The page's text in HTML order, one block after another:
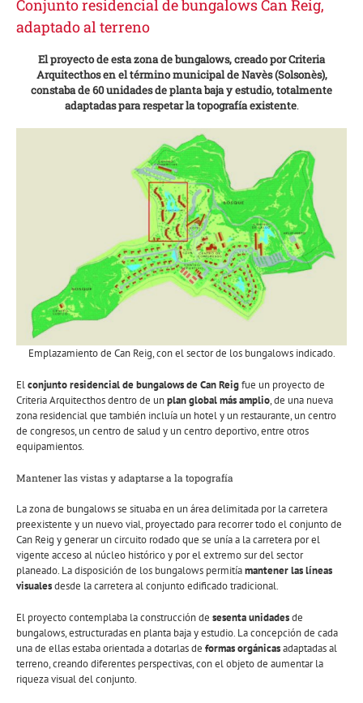
Conjunto residencial de bungalows Can Reig,
adaptado al terreno
El proyecto de esta zona de bungalows, creado por Criteria
Arquitecthos en el término municipal de Navès (Solsonès),
constaba de 60 unidades de planta baja y estudio, totalmente
adaptadas para respetar la topografía existente.
Emplazamiento de Can Reig, con el sector de los bungalows indicado.
Elconjunto residencial de bungalows de Can Reigfue un proyecto de
Criteria Arquitecthos dentro de unplan global más amplio, de una nueva
zona residencial que también incluía un hotel y un restaurante, un centro
de congresos, un centro de salud y un centro deportivo, entre otros
equipamientos.
Mantener las vistas y adaptarse a la topografía
La zona de bungalows se situaba en un área delimitada por la carretera
preexistente y un nuevo vial, proyectado para recorrer todo el conjunto de
Can Reig y generar un circuito rodado que se unía a la carretera por el
vigente acceso al núcleo histórico y por el extremo sur del sector
planeado. La disposición de los bungalows permitíamantener las líneas
visualesdesde la carretera al conjunto edificado tradicional.
El proyecto contemplaba la construcción de sesenta unidadesde
bungalows, estructuradas en planta baja y estudio. La concepción de cada
una de ellas estaba orientada a dotarlas de formas orgánicasadaptadas al
terreno, creando diferentes perspectivas, con el objeto de aumentar la
riqueza visual del conjunto.